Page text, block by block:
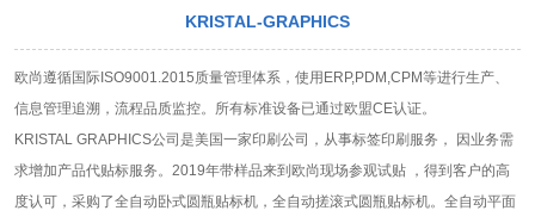
KRISTAL-GRAPHICS
欧尚遵循国际ISO9001.2015质量管理体系，使用ERP,PDM,CPM等进行生产、
信息管理追溯，流程品质监控。所有标准设备已通过欧盟CE认证。
KRISTAL GRAPHICS公司是美国一家印刷公司，从事标签印刷服务， 因业务需
求增加产品代贴标服务。2019年带样品来到欧尚现场参观试贴 ，得到客户的高
度认可，采购了全自动卧式圆瓶贴标机，全自动搓滚式圆瓶贴标机。全自动平面